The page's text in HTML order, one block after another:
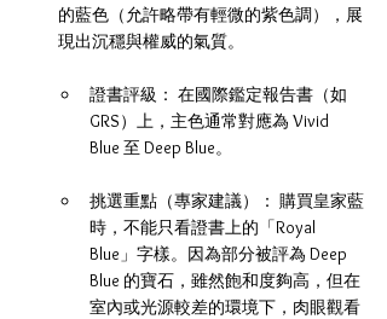
的藍色（允許略帶有輕微的紫色調），展
現出沉穩與權威的氣質。
證書評級： 在國際鑑定報告書（如
GRS）上，主色通常對應為 Vivid
Blue 至 Deep Blue。
挑選重點（專家建議）： 購買皇家藍
時，不能只看證書上的「Royal
Blue」字樣。因為部分被評為 Deep
Blue 的寶石，雖然飽和度夠高，但在
室內或光源較差的環境下，肉眼觀看